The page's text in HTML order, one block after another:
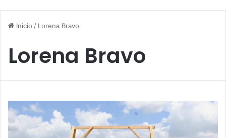
Inicio / Lorena Bravo
Lorena Bravo